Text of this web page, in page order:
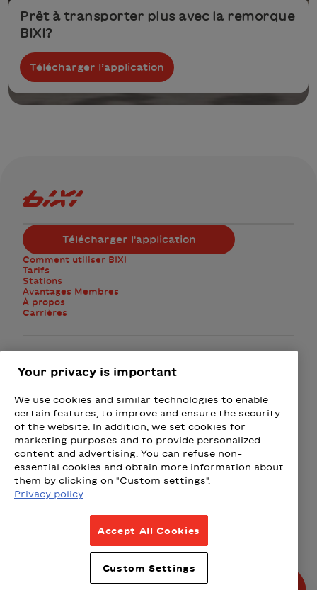
Prêt à transporter plus avec la remorque
BIXI?
Télécharger l’application
Comment utiliser BIXI
Tarifs
Stations
Avantages Membres
À propos
Carrières
Logo Bixi Montréal
Télécharger l'application
Présenté par
Loto-Québec - Loteries
Fizz - Forfaits mobiles et
Wealthsimple
Beneva
M'abonner à l'infolettre
© Tous droits réservés 2026.
Politique de confidentialité
Politique intempéries
Politique de partenariats
Your privacy is important
We use cookies and similar technologies to enable
certain features, to improve and ensure the security
of the website. In addition, we set cookies for
marketing purposes and to provide personalized
content and advertising. You can refuse non-
essential cookies and obtain more information about
them by clicking on "Custom settings".
Privacy policy
Accept All Cookies
Custom Settings